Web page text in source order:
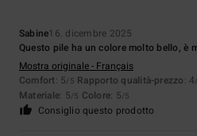
Sabine16. dicembre 2025
Questo pile ha un colore molto bello, è
Mostra originale - Français
Comfort: 5/5 Rapporto qualità-prezzo: 4
Materiale: 5/5 Colore: 5/5
Consiglio questo prodotto